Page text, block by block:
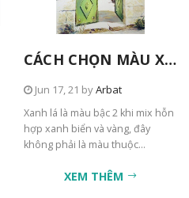
CÁCH CHỌN MÀU XANH TRONG TRANH
Jun 17, 21 byArbat
Xanh lá là màu bậc 2 khi mix hỗn
hợp xanh biển và vàng, đây
không phải là màu thuộc...
XEM THÊM